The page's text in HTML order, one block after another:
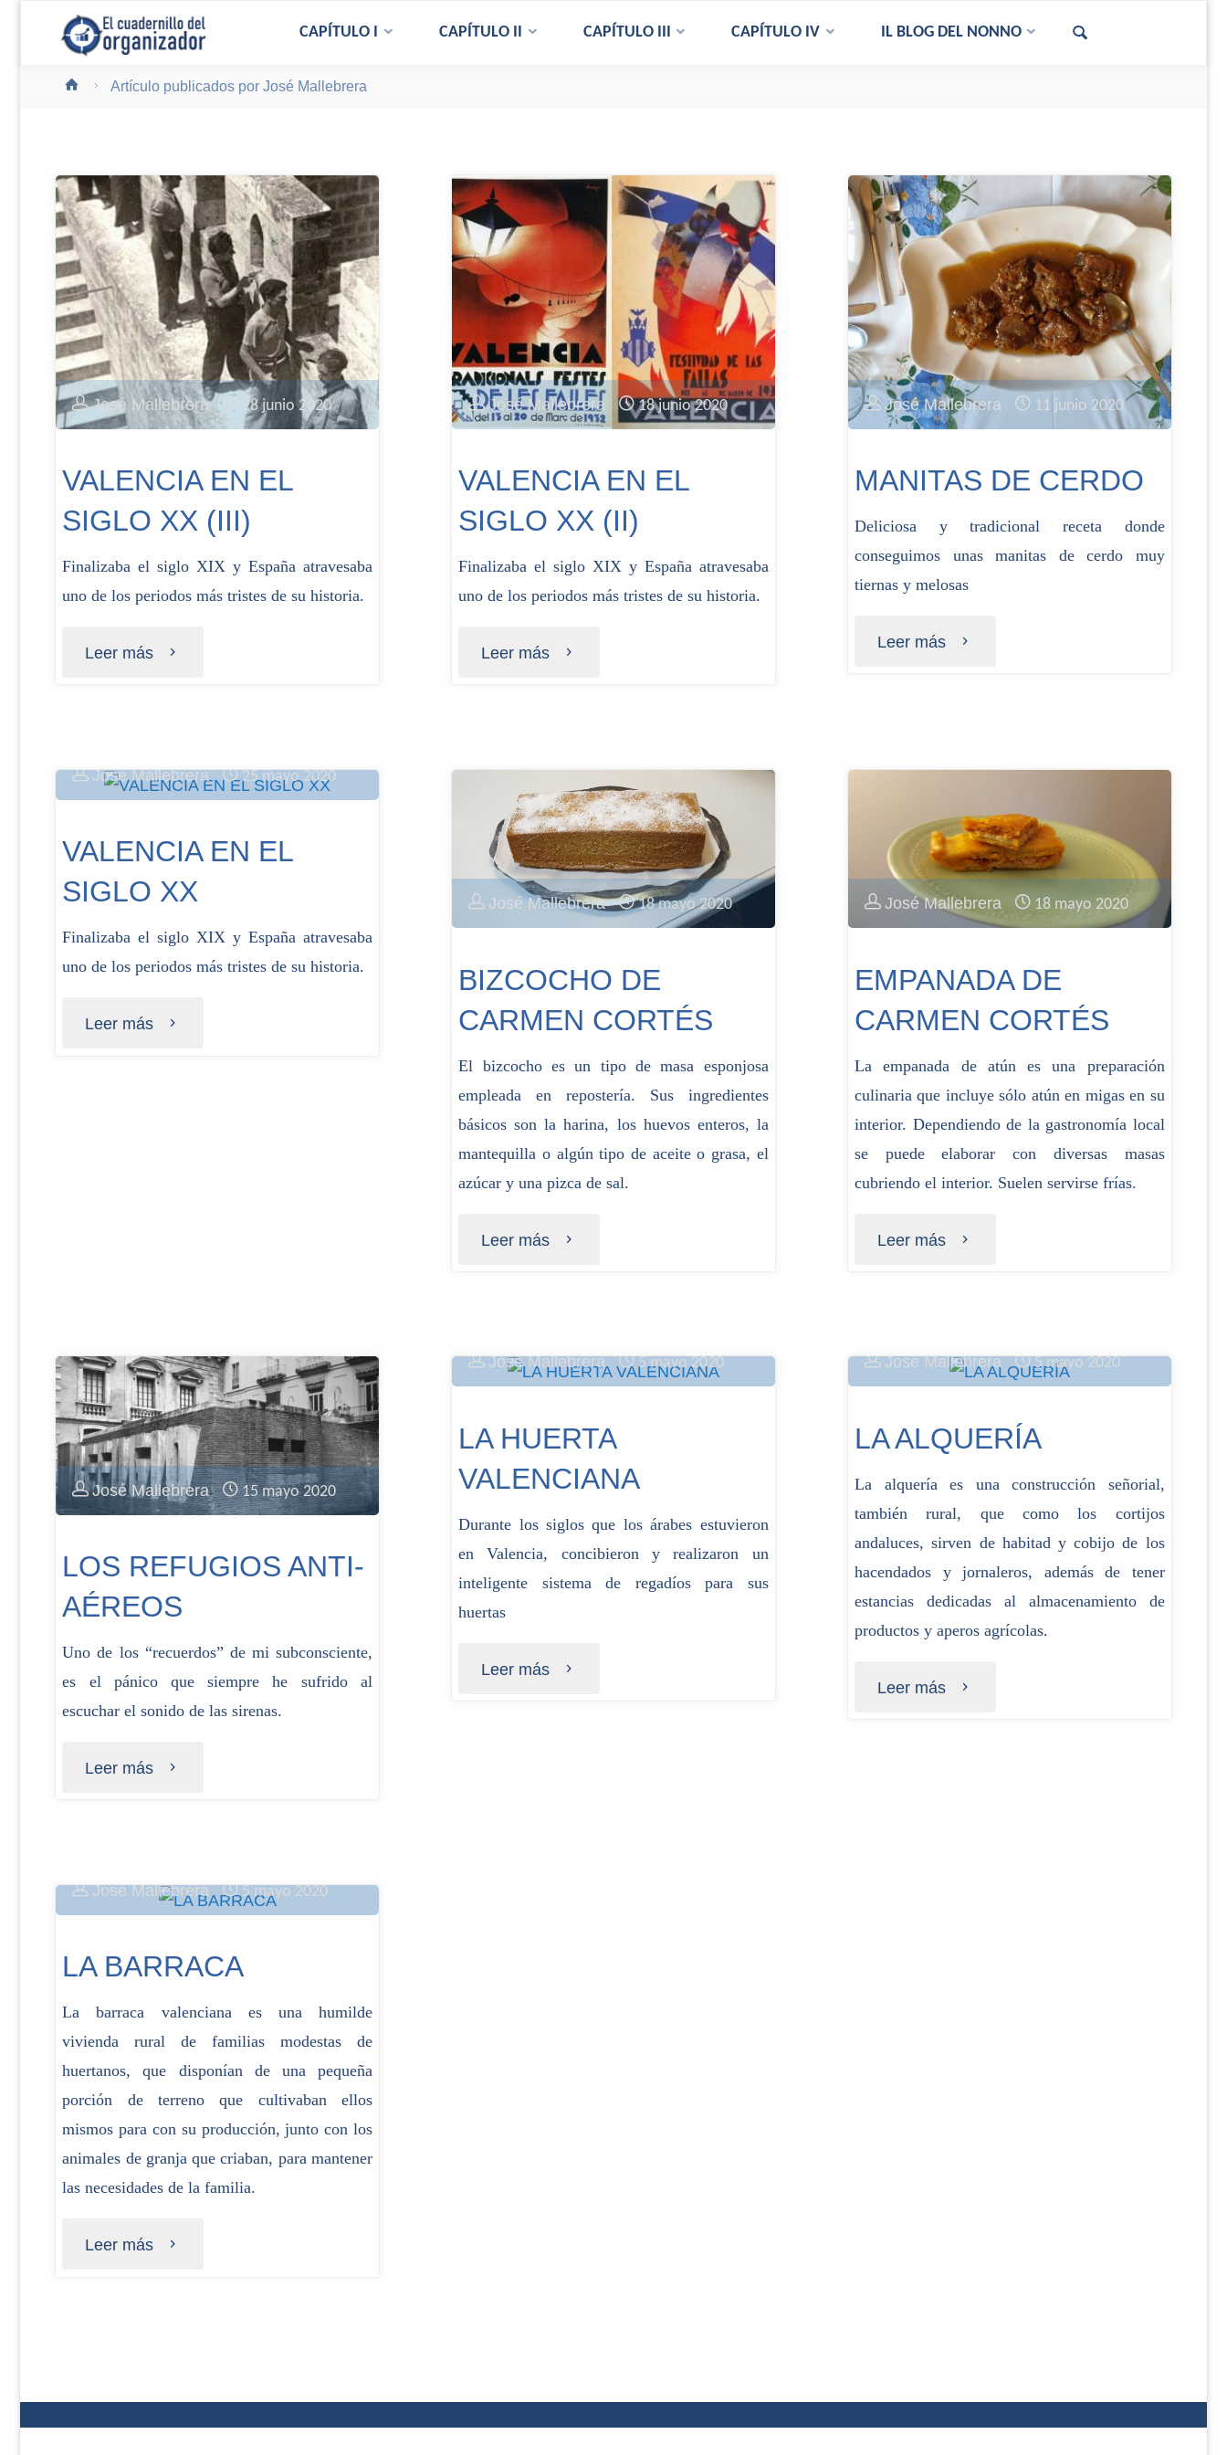
CAPÍTULO I CAPÍTULO II CAPÍTULO III CAPÍTULO IV IL BLOG DEL NONNO
Artículo publicados por José Mallebrera
José Mallebrera 28 junio 2020
VALENCIA EN EL
SIGLO XX (III)
Finalizaba el siglo XIX y España atravesaba
uno de los periodos más tristes de su historia.
Leer más
José Mallebrera 18 junio 2020
VALENCIA EN EL
SIGLO XX (II)
Finalizaba el siglo XIX y España atravesaba
uno de los periodos más tristes de su historia.
Leer más
José Mallebrera 11 junio 2020
MANITAS DE CERDO
Deliciosa y tradicional receta donde
conseguimos unas manitas de cerdo muy
tiernas y melosas
Leer más
José Mallebrera 25 mayo 2020
VALENCIA EN EL
SIGLO XX
Finalizaba el siglo XIX y España atravesaba
uno de los periodos más tristes de su historia.
Leer más
José Mallebrera 18 mayo 2020
BIZCOCHO DE
CARMEN CORTÉS
El bizcocho es un tipo de masa esponjosa
empleada en repostería. Sus ingredientes
básicos son la harina, los huevos enteros, la
mantequilla o algún tipo de aceite o grasa, el
azúcar y una pizca de sal.
Leer más
José Mallebrera 18 mayo 2020
EMPANADA DE
CARMEN CORTÉS
La empanada de atún es una preparación
culinaria que incluye sólo atún en migas en su
interior.​ Dependiendo de la gastronomía local
se puede elaborar con diversas masas
cubriendo el interior. Suelen servirse frías.
Leer más
José Mallebrera 15 mayo 2020
LOS REFUGIOS ANTI-
AÉREOS
Uno de los “recuerdos” de mi subconsciente,
es el pánico que siempre he sufrido al
escuchar el sonido de las sirenas.
Leer más
José Mallebrera 5 mayo 2020
LA HUERTA
VALENCIANA
Durante los siglos que los árabes estuvieron
en Valencia, concibieron y realizaron un
inteligente sistema de regadíos para sus
huertas
Leer más
José Mallebrera 5 mayo 2020
LA ALQUERÍA
La alquería es una construcción señorial,
también rural, que como los cortijos
andaluces, sirven de habitad y cobijo de los
hacendados y jornaleros, además de tener
estancias dedicadas al almacenamiento de
productos y aperos agrícolas.
Leer más
José Mallebrera 5 mayo 2020
LA BARRACA
La barraca valenciana es una humilde
vivienda rural de familias modestas de
huertanos, que disponían de una pequeña
porción de terreno que cultivaban ellos
mismos para con su producción, junto con los
animales de granja que criaban, para mantener
las necesidades de la familia.
Leer más